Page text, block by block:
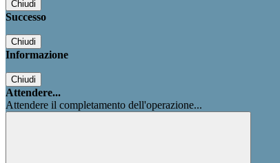
Chiudi
Successo
Chiudi
Informazione
Chiudi
Attendere...
Attendere il completamento dell'operazione...